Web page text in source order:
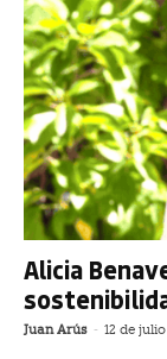
Alicia
Juan Arús - 12 de